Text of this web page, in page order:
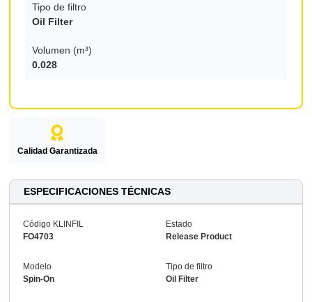
Tipo de filtro
Oil Filter
Volumen (m³)
0.028
Calidad Garantizada
ESPECIFICACIONES TÉCNICAS
Código KLINFIL
FO4703
Estado
Release Product
Modelo
Spin-On
Tipo de filtro
Oil Filter